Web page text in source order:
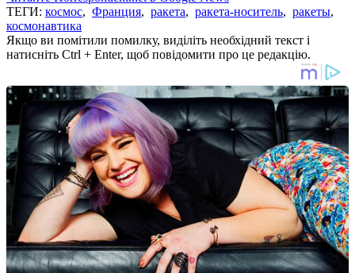
ТЕГИ: космос, Франция, ракета, ракета-носитель, ракеты,
космонавтика
Якщо ви помітили помилку, виділіть необхідний текст і
натисніть Ctrl + Enter, щоб повідомити про це редакцію.